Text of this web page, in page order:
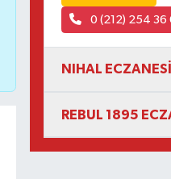
0 (212) 254 36
NIHAL ECZANESİ
REBUL 1895